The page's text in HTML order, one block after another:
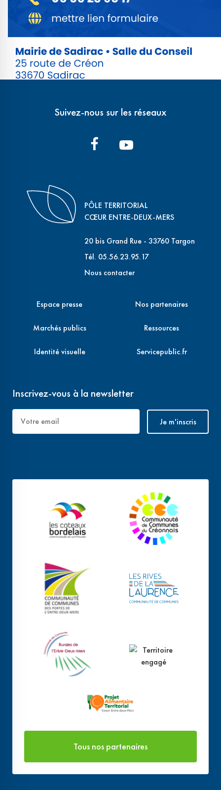
Suivez-nous sur les réseaux
PÔLE TERRITORIAL
CŒUR ENTRE-DEUX-MERS
20 bis Grand Rue - 33760 Targon
Tél. 05.56.23.95.17
Nous contacter
Espace presse
Marchés publics
Identité visuelle
Nos partenaires
Ressources
Servicepublic.fr
Inscrivez-vous à la newsletter
Tous nos partenaires